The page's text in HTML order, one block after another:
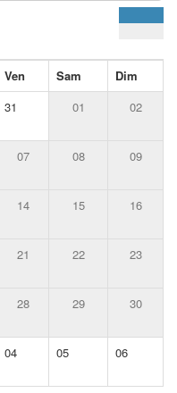
Ven Sam
Dim
31 01 02
07 08 09
14 15 16
21 22 23
28 29 30
04 05 06